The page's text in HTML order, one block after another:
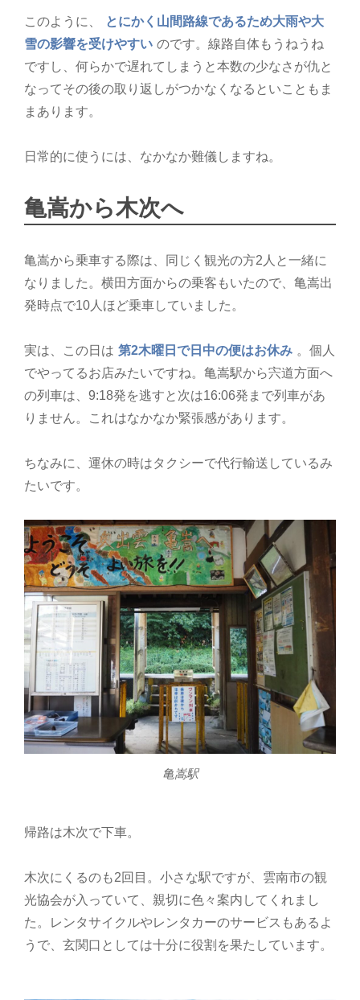
このように、
とにかく山間路線であるため大雨や大
雪の影響を受けやすい のです。線路自体もうねうね
ですし、何らかで遅れてしまうと本数の少なさが仇と
なってその後の取り返しがつかなくなるといこともま
まあります。
日常的に使うには、なかなか難儀しますね。
亀嵩から木次へ
亀嵩から乗車する際は、同じく観光の方2人と一緒に
なりました。横田方面からの乗客もいたので、亀嵩出
発時点で10人ほど乗車していました。
実は、この日は 第2木曜日で日中の便はお休み 。個人
でやってるお店みたいですね。亀嵩駅から宍道方面へ
の列車は、9:18発を逃すと次は16:06発まで列車があ
りません。これはなかなか緊張感があります。
ちなみに、運休の時はタクシーで代行輸送しているみ
たいです。
亀嵩駅
帰路は木次で下車。
木次にくるのも2回目。小さな駅ですが、雲南市の観
光協会が入っていて、親切に色々案内してくれまし
た。レンタサイクルやレンタカーのサービスもあるよ
うで、玄関口としては十分に役割を果たしています。